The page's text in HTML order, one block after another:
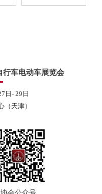
行车电动车展览会
日- 29日
（天津）